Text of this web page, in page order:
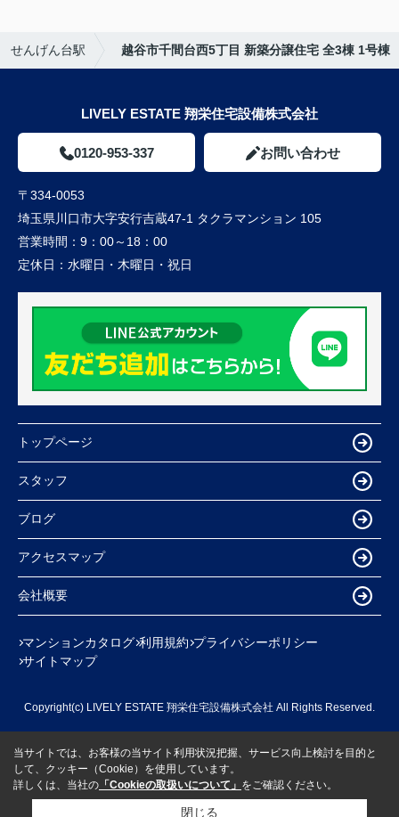
せんげん台駅 越谷市千間台西5丁目 新築分譲住宅 全3棟 1号棟
LIVELY ESTATE 翔栄住宅設備株式会社
0120-953-337 お問い合わせ
〒334-0053
埼玉県川口市大字安行吉蔵47-1 タクラマンション 105
営業時間： 9：00～18：00
定休日： 水曜日・木曜日・祝日
トップページ
スタッフ
ブログ
アクセスマップ
会社概要
マンションカタログ 利用規約 プライバシーポリシー
サイトマップ
Copyright(c) LIVELY ESTATE 翔栄住宅設備株式会社 All Rights Reserved.
当サイトでは、お客様の当サイト利用状況把握、サービス向上検討を目的と
して、クッキー（Cookie）を使用しています。
詳しくは、当社の 「Cookieの取扱いについて」 をご確認ください。
閉じる